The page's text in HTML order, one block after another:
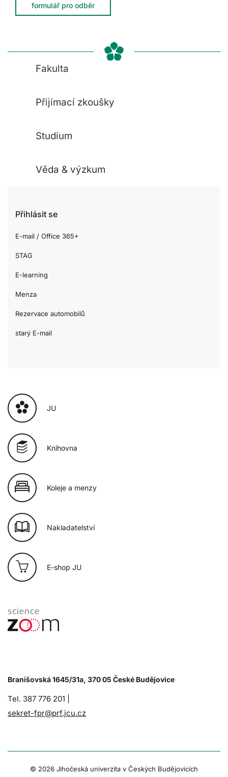
formulář pro odběr
Fakulta
Přijímací zkoušky
Studium
Věda & výzkum
Přihlásit se
E-mail / Office 365+
STAG
E-learning
Menza
Rezervace automobilů
starý E-mail
JU
Knihovna
Koleje a menzy
Nakladatelství
E-shop JU
Branišovská 1645/31a, 370 05 České Budějovice
Tel. 387 776 201 |
sekret-fpr@prf.jcu.cz
© 2026 Jihočeská univerzita v Českých Budějovicích